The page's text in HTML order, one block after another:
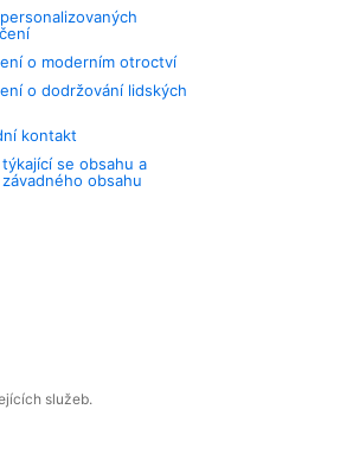
o moderním otroctví
o dodržování lidských
kontakt
se obsahu a
obsahu
služeb.